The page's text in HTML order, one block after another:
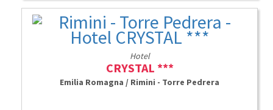
Hotel
CRYSTAL ***
Emilia Romagna / Rimini - Torre Pedrera